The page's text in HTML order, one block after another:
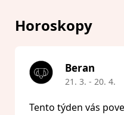
Horoskopy
Beran
21. 3. - 20. 4.
Tento týden vás